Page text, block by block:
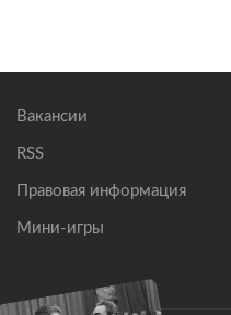
Вакансии
RSS
Правовая информация
Мини-игры